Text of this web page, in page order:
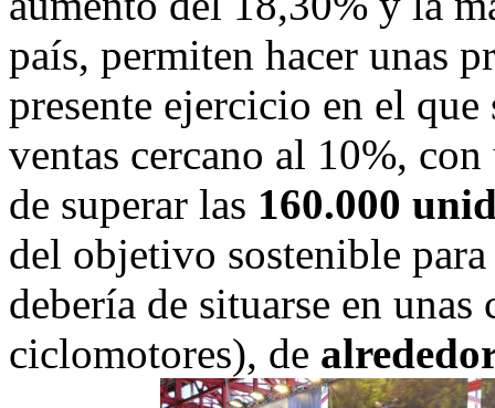
país, permiten hacer unas
presente ejercicio en el que
ventas cercano al 10%,
de superar las 160.000
del objetivo sostenible
debería de situarse en
ciclomotores), de